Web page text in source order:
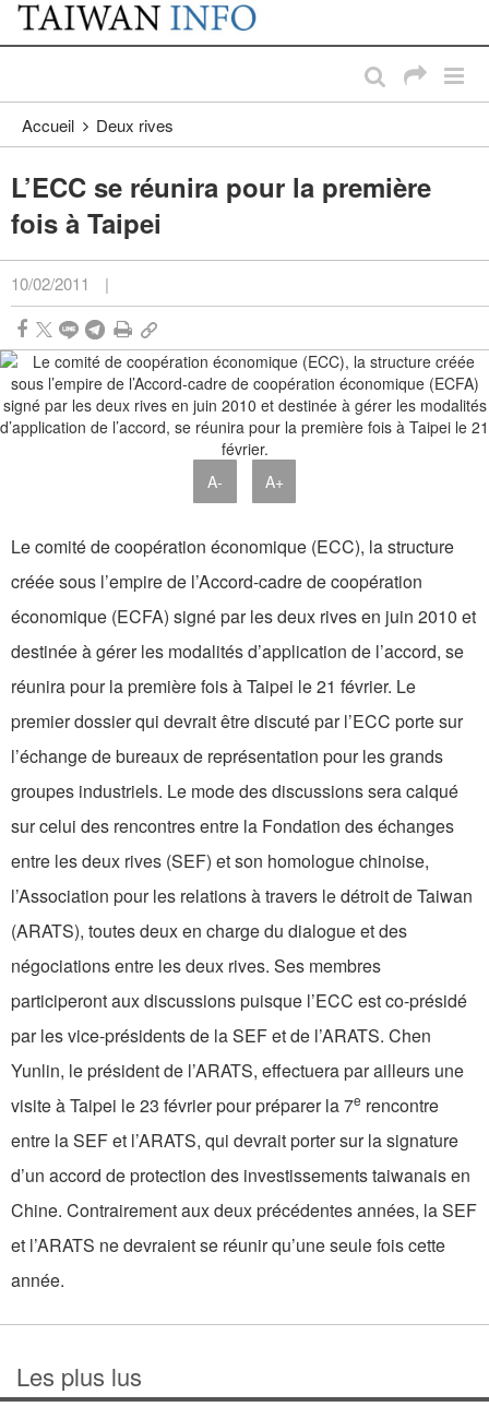
Passer au contenu principal
:::
Accueil Deux rives
L’ECC se réunira pour la première
fois à Taipei
10/02/2011 |
A- A+
Le comité de coopération économique (ECC), la structure
créée sous l’empire de l’Accord-cadre de coopération
économique (ECFA) signé par les deux rives en juin 2010 et
destinée à gérer les modalités d’application de l’accord, se
réunira pour la première fois à Taipei le 21 février. Le
premier dossier qui devrait être discuté par l’ECC porte sur
l’échange de bureaux de représentation pour les grands
groupes industriels. Le mode des discussions sera calqué
sur celui des rencontres entre la Fondation des échanges
entre les deux rives (SEF) et son homologue chinoise,
l’Association pour les relations à travers le détroit de Taiwan
(ARATS), toutes deux en charge du dialogue et des
négociations entre les deux rives. Ses membres
participeront aux discussions puisque l’ECC est co-présidé
par les vice-présidents de la SEF et de l’ARATS. Chen
Yunlin, le président de l’ARATS, effectuera par ailleurs une
visite à Taipei le 23 février pour préparer la 7e rencontre
entre la SEF et l’ARATS, qui devrait porter sur la signature
d’un accord de protection des investissements taiwanais en
Chine. Contrairement aux deux précédentes années, la SEF
et l’ARATS ne devraient se réunir qu’une seule fois cette
année.
Les plus lus